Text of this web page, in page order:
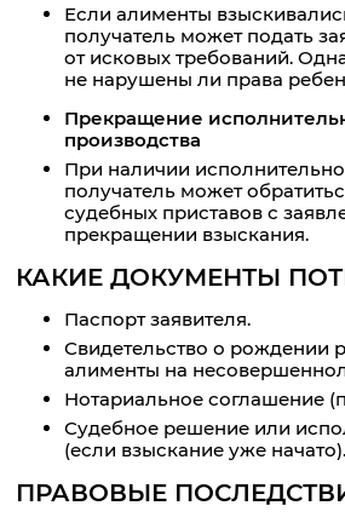
Если алименты
получатель может подать
от исковых требований.
не нарушены ли права
Прекращение
производства
При наличии
получатель может
судебных приставов с
прекращении взыскания.
КАКИЕ ДОКУМЕНТЫ
Паспорт заявителя.
Свидетельство о рождении
алименты на
Нотариальное соглашение
Судебное решение или
(если взыскание уже начато).
ПРАВОВЫЕ